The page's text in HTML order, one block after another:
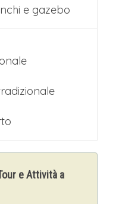
l’Avvento
mentre
dalle
ai caratteristici
frenesia delle
per
del periodo.
e gazebo
e Attività a